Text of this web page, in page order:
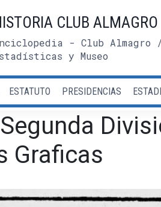
CLUB ALMAGRO
- Club Almagro
y Museo
ESTATUTO PRESIDENCIAS
Graficas